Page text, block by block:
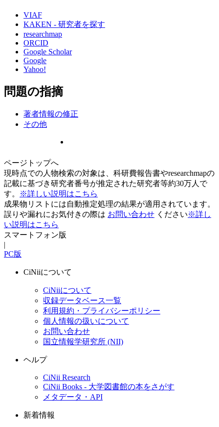
VIAF
KAKEN - 研究者を探す
researchmap
ORCID
Google Scholar
Google
Yahoo!
問題の指摘
著者情報の修正
その他
ページトップへ
現時点での人物検索の対象は、科研費報告書やresearchmapの
記載に基づき研究者番号が推定された研究者等約30万人で
す。
※詳しい説明はこちら
成果物リストには自動推定処理の結果が適用されています。
誤りや漏れにお気付きの際は お問い合わせ ください※詳し
い説明はこちら
スマートフォン版
|
PC版
CiNiiについて
CiNiiについて
収録データベース一覧
利用規約・プライバシーポリシー
個人情報の扱いについて
お問い合わせ
国立情報学研究所 (NII)
ヘルプ
CiNii Research
CiNii Books - 大学図書館の本をさがす
メタデータ・API
新着情報